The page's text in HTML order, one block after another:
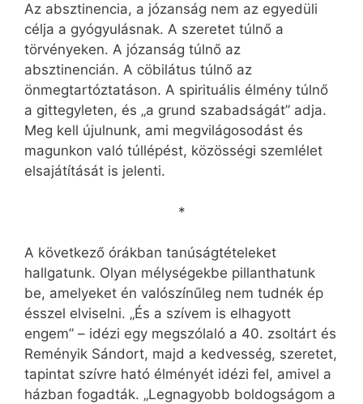
Az absztinencia, a józanság nem az egyedüli
célja a gyógyulásnak. A szeretet túlnő a
törvényeken. A józanság túlnő az
absztinencián. A cöbilátus túlnő az
önmegtartóztatáson. A spirituális élmény túlnő
a gittegyleten, és „a grund szabadságát” adja.
Meg kell újulnunk, ami megvilágosodást és
magunkon való túllépést, közösségi szemlélet
elsajátítását is jelenti.
*
A következő órákban tanúságtételeket
hallgatunk. Olyan mélységekbe pillanthatunk
be, amelyeket én valószínűleg nem tudnék ép
ésszel elviselni. „És a szívem is elhagyott
engem” – idézi egy megszólaló a 40. zsoltárt és
Reményik Sándort, majd a kedvesség, szeretet,
tapintat szívre ható élményét idézi fel, amivel a
házban fogadták. „Legnagyobb boldogságom a